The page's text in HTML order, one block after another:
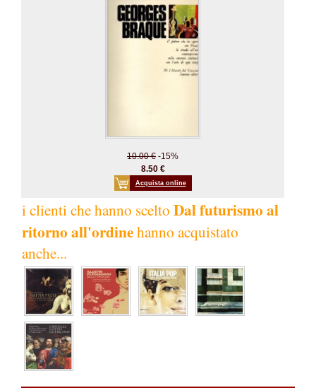
10.00 € -15%
8.50 €
Acquista online
i clienti che hanno scelto Dal futurismo al
ritorno all'ordinehanno acquistato
anche...